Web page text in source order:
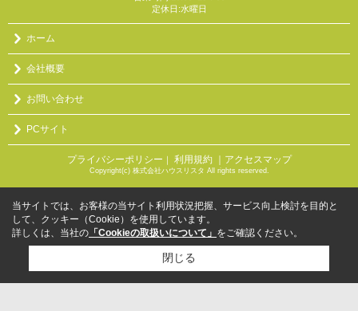
定休日:水曜日
ホーム
会社概要
お問い合わせ
PCサイト
プライバシーポリシー 利用規約 ｜アクセスマップ
Copyright(c) 株式会社ハウスリスタ All rights reserved.
当サイトでは、お客様の当サイト利用状況把握、サービス向上検討を目的と
して、クッキー（Cookie）を使用しています。
詳しくは、当社の 「Cookieの取扱いについて」 をご確認ください。
閉じる